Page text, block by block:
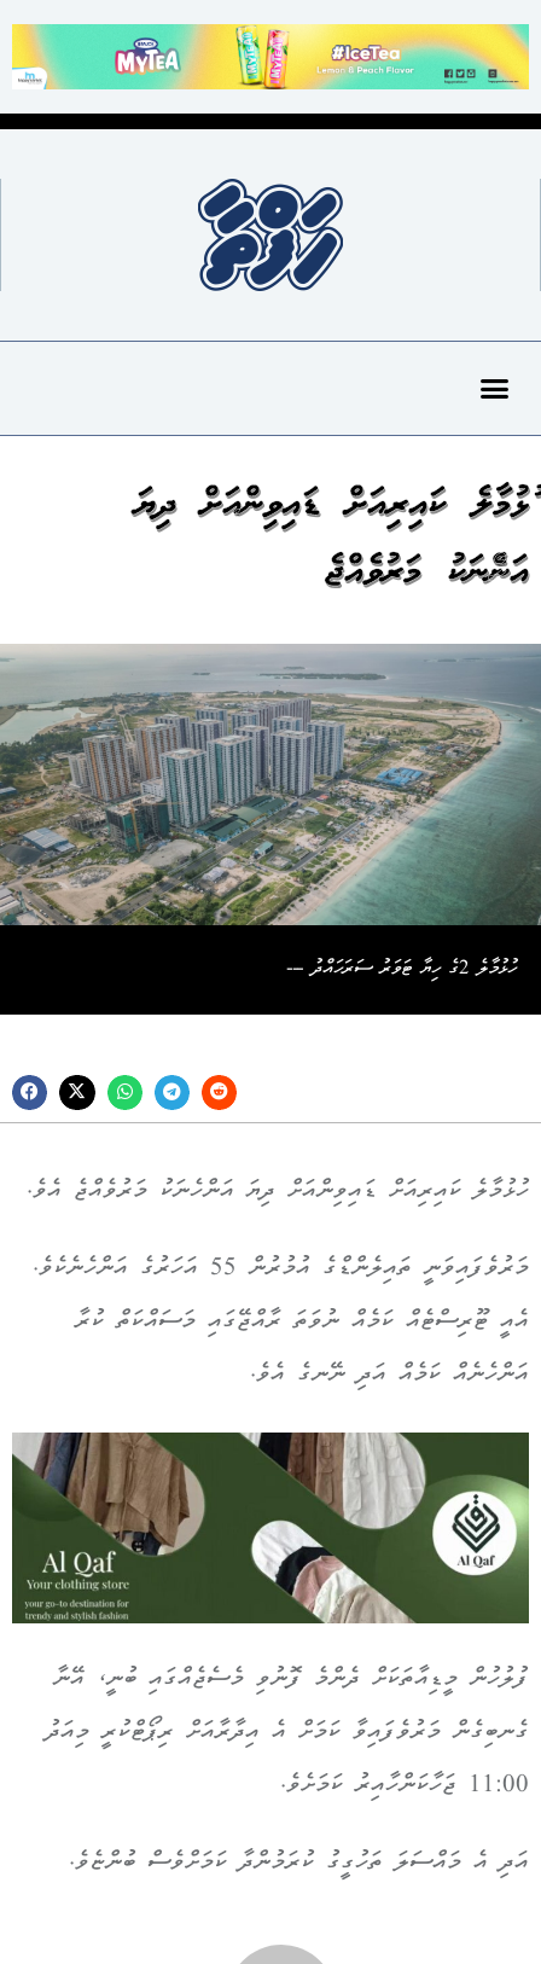
ހުޅުމާލެ ކައިރިއަށް ޑައިވިންއަށް ދިޔަ
އަންހެނަކު މަރުވެއްޖެ
ހުޅުމާލެ 2ގެ ހިޔާ ޓަވަރު ސަރަހައްދު ---
ހުޅުމާލެ ކައިރިއަށް ޑައިވިންއަށް ދިޔަ އަންހެނަކު މަރުވެއްޖެ އެވެ.
މަރުވެފައިވަނީ ތައިލެންޑްގެ އުމުރުން 55 އަހަރުގެ އަންހެނެކެވެ.
އެއީ ޓޫރިސްޓެއް ކަމެއް ނުވަތަ ރާއްޖޭގައި މަސައްކަތް ކުރާ
އަންހެނެއް ކަމެއް އަދި ނޭނގެ އެވެ.
ފުލުހުން މީޑިއާތަކަށް ދެންމެ ފޮނުވި މެސެޖެއްގައި ބުނީ، އޭނާ
ގެނބިގެން މަރުވެފައިވާ ކަމަށް އެ އިދާރާއަށް ރިޕޯޓްކުރީ މިއަދު
11:00 ޖަހާކަންހާއިރު ކަމަށެވެ.
އަދި އެ މައްސަލަ ތަހުގީގު ކުރަމުންދާ ކަމަށްވެސް ބުންޏެވެ.